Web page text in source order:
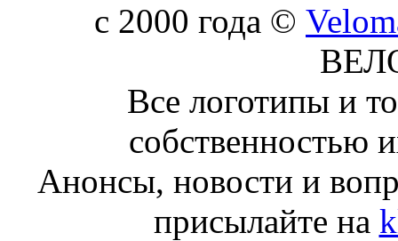
c 2000 года ©
Все логотипы и
собственностью
Анонсы, новости и
присылайте на